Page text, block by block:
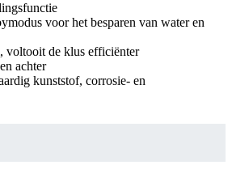
voor het besparen van water en
voltooit de klus efficiënter
achter
kunststof, corrosie- en